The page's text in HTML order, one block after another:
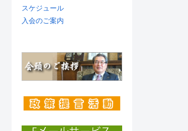
スケジュール
入会のご案内